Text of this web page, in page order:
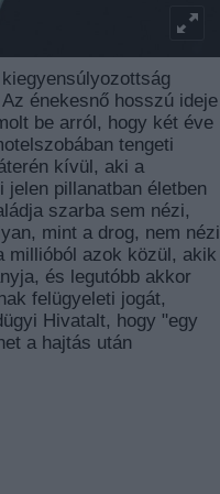
énekesnő hosszú ideje
be arról, hogy két éve
tengeti
kívül, aki a
jelen pillanatban életben
szarba sem nézi,
mint a drog, nem nézi
millióból azok közül, akik
és legutóbb akkor
felügyeleti jogát,
Hivatalt, hogy "egy
a hajtás után